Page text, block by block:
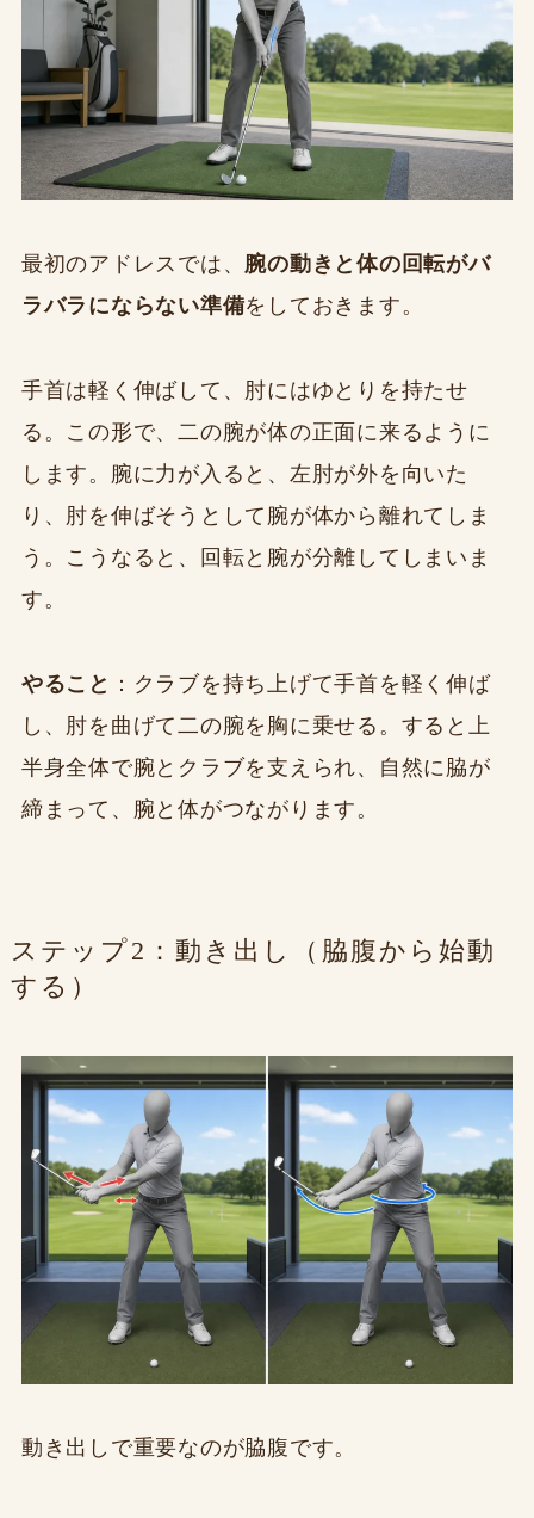
最初のアドレスでは、 腕の動きと体の回転がバ
ラバラにならない準備をしておきます。
手首は軽く伸ばして、肘にはゆとりを持たせ
る。この形で、二の腕が体の正面に来るように
します。腕に力が入ると、左肘が外を向いた
り、肘を伸ばそうとして腕が体から離れてしま
う。こうなると、回転と腕が分離してしまいま
す。
やること ：クラブを持ち上げて手首を軽く伸ば
し、肘を曲げて二の腕を胸に乗せる。すると上
半身全体で腕とクラブを支えられ、自然に脇が
締まって、腕と体がつながります。
ステップ2：動き出し（脇腹から始動
する）
動き出しで重要なのが脇腹です。